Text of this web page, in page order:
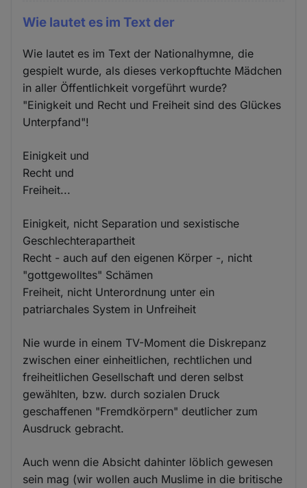
Wie lautet es im Text der
Wie lautet es im Text der Nationalhymne, die
gespielt wurde, als dieses verkopftuchte Mädchen
in aller Öffentlichkeit vorgeführt wurde?
"Einigkeit und Recht und Freiheit sind des Glückes
Unterpfand"!
Einigkeit und
Recht und
Freiheit...
Einigkeit, nicht Separation und sexistische
Geschlechterapartheit
Recht - auch auf den eigenen Körper -, nicht
"gottgewolltes" Schämen
Freiheit, nicht Unterordnung unter ein
patriarchales System in Unfreiheit
Nie wurde in einem TV-Moment die Diskrepanz
zwischen einer einheitlichen, rechtlichen und
freiheitlichen Gesellschaft und deren selbst
gewählten, bzw. durch sozialen Druck
geschaffenen "Fremdkörpern" deutlicher zum
Ausdruck gebracht.
Auch wenn die Absicht dahinter löblich gewesen
sein mag (wir wollen auch Muslime in die britische